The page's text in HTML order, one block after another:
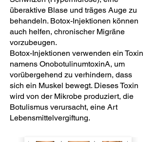
überaktive Blase und träges Auge zu
behandeln. Botox-Injektionen können
auch helfen, chronischer Migräne
vorzubeugen.
Botox-Injektionen verwenden ein Toxin
namens OnobotulinumtoxinA, um
vorübergehend zu verhindern, dass
sich ein Muskel bewegt. Dieses Toxin
wird von der Mikrobe produziert, die
Botulismus verursacht, eine Art
Lebensmittelvergiftung.